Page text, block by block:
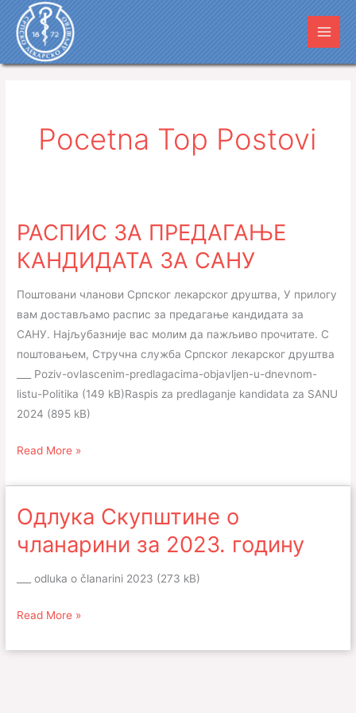
Пређи
садржај
Main
Pocetna Top Postovi
РАСПИС ЗА ПРЕДАГАЊЕ
КАНДИДАТА ЗА САНУ
Поштовани чланови Српског лекарског друштва, У прилогу
вам достављамо распис за предагање кандидата за
САНУ. Најљубазније вас молим да пажљиво прочитате. С
поштовањем, Стручна служба Српског лекарског друштва
___ Poziv-ovlascenim-predlagacima-objavljen-u-dnevnom-
listu-Politika (149 kB)Raspis za predlaganje kandidata za SANU
2024 (895 kB)
РАСПИС
ПРЕДАГАЊЕ
Read More »
Одлука Скупштине о
чланарини за 2023. годину
___ odluka o članarini 2023 (273 kB)
Одлука
Скупштине
о
2023.
Read More »